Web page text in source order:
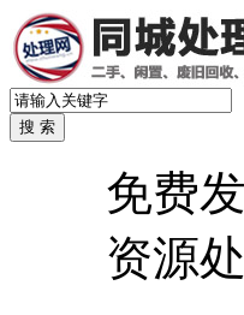
免费
资源